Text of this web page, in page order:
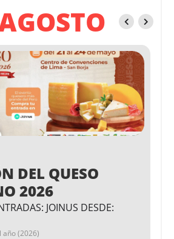
DEL QUESO
2026
JOINUS DESDE:
año (2026)